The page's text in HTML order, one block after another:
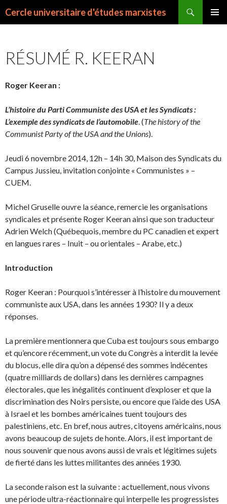
Cercle universitaire d'études marxistes
RÉSUMÉ R. KEERAN
Roger Keeran :
L’histoire du Parti Communiste des USA et les Syndicats :
L’exemple des syndi­cats de l’automobile. (The history of the
Communist Party of the USA and the Unions).
Jeudi 6 novembre 2014, 12h – 14h 30, Maison des Syndicats du
Campus Jussieu, invitation conjointe « Communistes » –
CUEM.
Michel Gruselle ouvre la séance, remercie les organisations
syndicales et présente Roger Keeran ainsi que son traducteur
Adrien Welch (Québequois, membre du PC canadien et expert
en langues rares – Inuit – ou orientales – Arabe, etc.)
Introduction
Roger Keeran : Pourquoi s’intéresser à l’histoire du mouvement
communiste aux USA, dans les années 1930? Il y a deux
réponses.
La première mentionnera que Cuba est toujours sous embargo
et qu’encore récemment, un vote du Congrès a interdit la levée
du blocus, elle dira qu’on a dépensé des sommes indécentes
(quatre milliards de dollars) dans les dernières campagnes
électorales, que les inégalités continuent d’ex­ploser et que la
discrimination des Noirs persiste, ou encore que l’aide des USA
à Israel et les bombes américaines tuent toujours des
palestiniens, etc. En bref, nous autres, citoyens améri­cains, nous
avons beaucoup de sujets de honte. Alors, il est important de
nous souvenir que nous avons aussi de vrais et légitimes sujets
de fierté dans les luttes militantes des années 1930.
La seconde raison est la suivante : actuellement, nous vivons
une période ultra-réactionnaire qui interpelle les progressistes